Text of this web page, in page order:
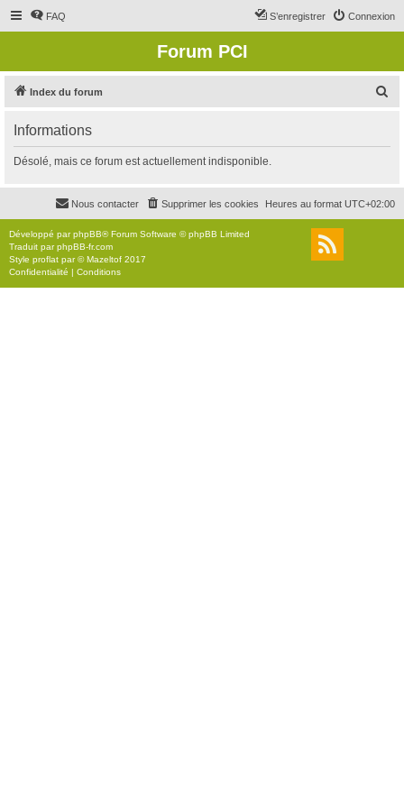
FAQ Connexion
S’enregistrer
Forum PCI
Index du forum
r
c
r
Informations
Désolé, mais ce forum est actuellement indisponible.
Heures au format UTC+02:00
Supprimer les cookies
Nous contacter
Développé parphpBB® Forum Software © phpBB Limited
Traduit parphpBB-fr.com
Style proflat par ©Mazeltof 2017
Confidentialité | Conditions